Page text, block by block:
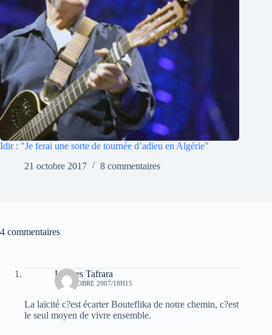
Idir : "Je ferai une sorte de tournée d’adieu en Algérie"
21 octobre 2017
8 commentaires
4 commentaires
Lounes Tafrara
12 OCTOBRE 2007/18H15
La laïcité c?est écarter Bouteflika de notre chemin, c?est
le seul moyen de vivre ensemble.